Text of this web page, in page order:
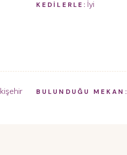
KEDİLERLE: İyi
BULUNDUĞU MEKAN: